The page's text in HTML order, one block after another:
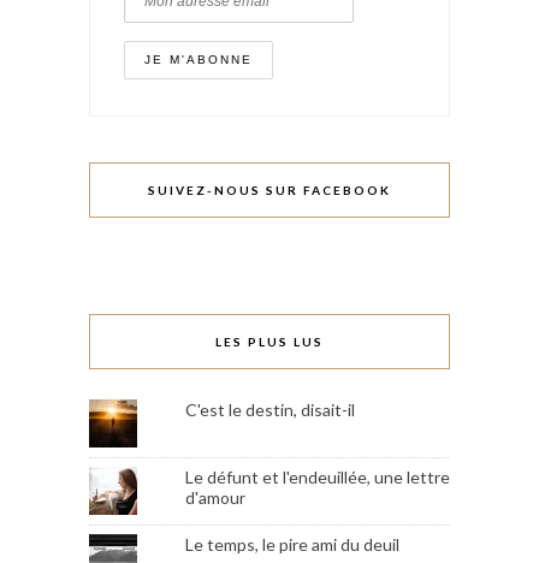
SUIVEZ-NOUS SUR FACEBOOK
LES PLUS LUS
C'est le destin, disait-il
Le défunt et l'endeuillée, une lettre
d'amour
Le temps, le pire ami du deuil